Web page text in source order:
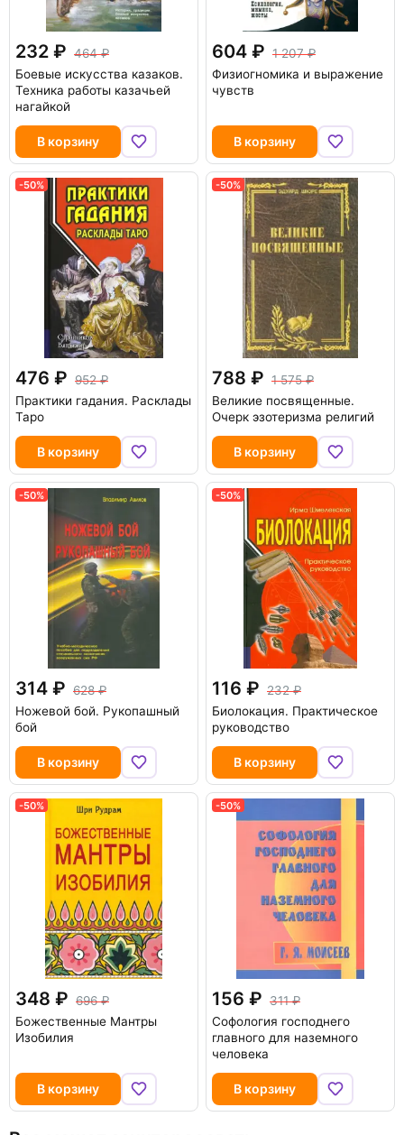
232
464
Боевые искусства казаков.
Техника работы казачьей
нагайкой
В корзину
604
1 207
Физиогномика и выражение
чувств
В корзину
-50%
476
952
Практики гадания. Расклады
Таро
В корзину
-50%
788
1 575
Великие посвященные.
Очерк эзотеризма религий
В корзину
-50%
314
628
Ножевой бой. Рукопашный
бой
В корзину
-50%
116
232
Биолокация. Практическое
руководство
В корзину
-50%
348
696
Божественные Мантры
Изобилия
В корзину
-50%
156
311
Софология господнего
главного для наземного
человека
В корзину